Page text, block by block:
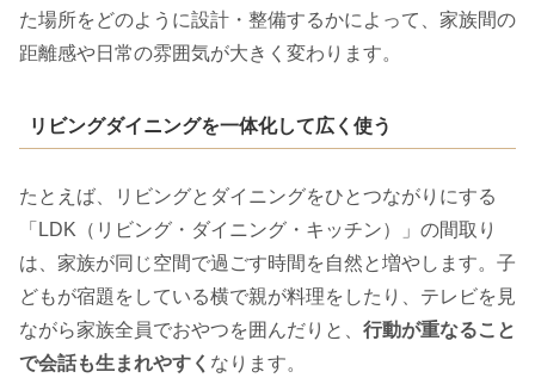
た場所をどのように設計・整備するかによって、家族間の
距離感や日常の雰囲気が大きく変わります。
リビングダイニングを一体化して広く使う
たとえば、リビングとダイニングをひとつながりにする
「LDK（リビング・ダイニング・キッチン）」の間取り
は、家族が同じ空間で過ごす時間を自然と増やします。子
どもが宿題をしている横で親が料理をしたり、テレビを見
ながら家族全員でおやつを囲んだりと、 行動が重なること
で会話も生まれやすく なります。